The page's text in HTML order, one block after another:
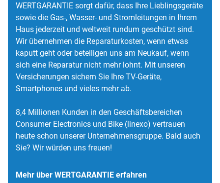
WERTGARANTIE sorgt dafür, dass Ihre Lieblingsgeräte
sowie die Gas-, Wasser- und Stromleitungen in Ihrem
Haus jederzeit und weltweit rundum geschützt sind.
Wir übernehmen die Reparaturkosten, wenn etwas
kaputt geht oder beteiligen uns am Neukauf, wenn
sich eine Reparatur nicht mehr lohnt. Mit unseren
Versicherungen sichern Sie Ihre TV-Geräte,
Smartphones und vieles mehr ab.
8,4 Millionen Kunden in den Geschäftsbereichen
Consumer Electronics und Bike (linexo) vertrauen
heute schon unserer Unternehmensgruppe. Bald auch
Sie? Wir würden uns freuen!
Mehr über WERTGARANTIE erfahren